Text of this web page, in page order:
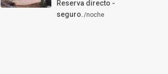
Reserva directo -
seguro./noche